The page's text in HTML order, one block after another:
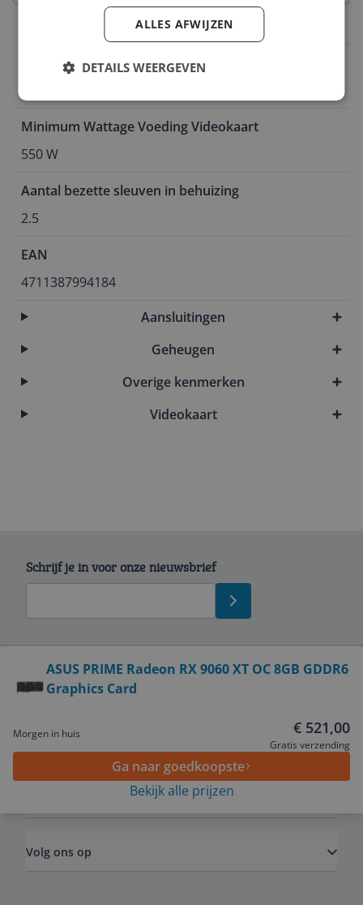
Systeemvereisten
Voedingaansluiting videokaart
Minimum Wattage Voeding Videokaart
550 W
Aantal bezette sleuven in behuizing
2.5
EAN
4711387994184
Aansluitingen
Geheugen
Overige kenmerken
Videokaart
ASUS PRIME Radeon RX 9060 XT OC 8GB GDDR6
Graphics Card
Morgen in huis € 521,00
Gratis verzending
Ga naar goedkoopste
Bekijk alle prijzen
Schrijf je in voor onze nieuwsbrief
Service
Algemeen
Volg ons op
ALLES AFWIJZEN
DETAILS WEERGEVEN